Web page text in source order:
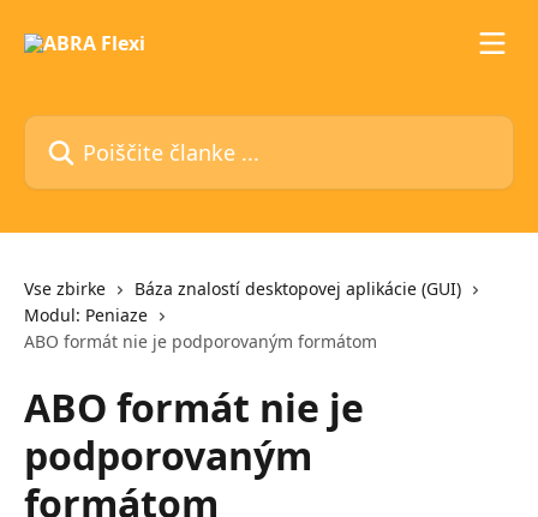
Poiščite članke ...
Vse zbirke
Báza znalostí desktopovej aplikácie (GUI)
Modul: Peniaze
ABO formát nie je podporovaným formátom
ABO formát nie je
podporovaným
formátom